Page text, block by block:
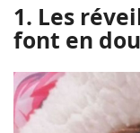
1. Les
font en